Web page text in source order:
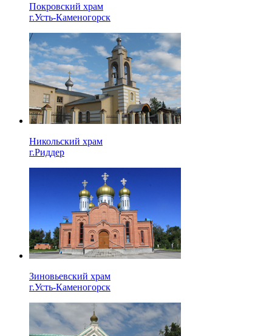
Покровский храм
г.Усть-Каменогорск
Никольский храм
г.Риддер
Зиновьевский храм
г.Усть-Каменогорск